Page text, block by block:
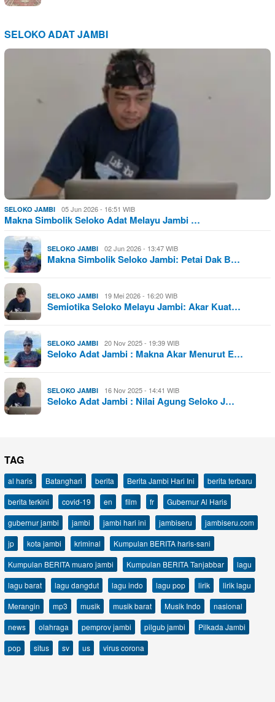
SELOKO ADAT JAMBI
SELOKO JAMBI 05 Jun 2026 - 16:51 WIB
Makna Simbolik Seloko Adat Melayu Jambi …
SELOKO JAMBI 02 Jun 2026 - 13:47 WIB
Makna Simbolik Seloko Jambi: Petai Dak B…
SELOKO JAMBI 19 Mei 2026 - 16:20 WIB
Semiotika Seloko Melayu Jambi: Akar Kuat…
SELOKO JAMBI 20 Nov 2025 - 19:39 WIB
Seloko Adat Jambi : Makna Akar Menurut E…
SELOKO JAMBI 16 Nov 2025 - 14:41 WIB
Seloko Adat Jambi : Nilai Agung Seloko J…
TAG
al haris Batanghari berita Berita Jambi Hari Ini
berita terbaru
berita terkini
covid-19 en film fr
Gubernur Al Haris
gubernur jambi
jambi jambi hari ini jambiseru
jambiseru.com
jp
kota jambi kriminal
Kumpulan BERITA haris-sani
Kumpulan BERITA muaro jambi
Kumpulan BERITA Tanjabbar
lagu
lagu barat
lagu dangdut lagu indo lagu pop lirik
lirik lagu
Merangin
mp3 musik musik barat Musik Indo
nasional
news
olahraga pemprov jambi pilgub jambi
Pilkada Jambi
pop
situs sv us virus corona